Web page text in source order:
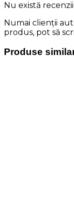
Nu există
Numai clienții
produs, pot să
Produse